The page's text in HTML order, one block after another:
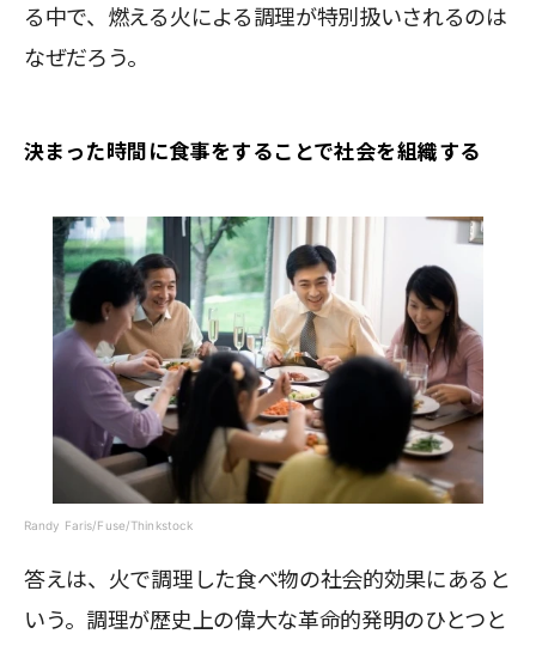
る中で、燃える火による調理が特別扱いされるのは
なぜだろう。
決まった時間に食事をすることで社会を組織する
Randy Faris/Fuse/Thinkstock
答えは、火で調理した食べ物の社会的効果にあると
いう。調理が歴史上の偉大な革命的発明のひとつと